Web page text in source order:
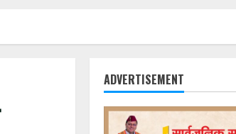
ADVERTISEMENT